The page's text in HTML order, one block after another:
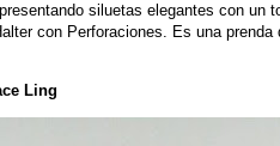
siluetas elegantes con un
con Perforaciones. Es una
Ling